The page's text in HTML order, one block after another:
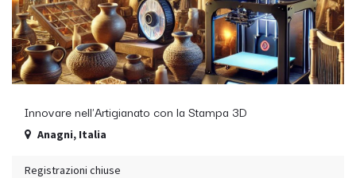
Innovare nell'Artigianato con la Stampa 3D
Anagni, Italia
Registrazioni chiuse